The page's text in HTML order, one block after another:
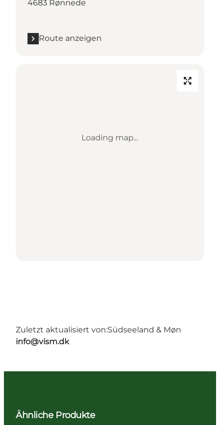
4683 Rønnede
Route anzeigen
Loading map...
Zuletzt aktualisiert von:Südseeland & Møn
info@vism.dk
Ähnliche Produkte